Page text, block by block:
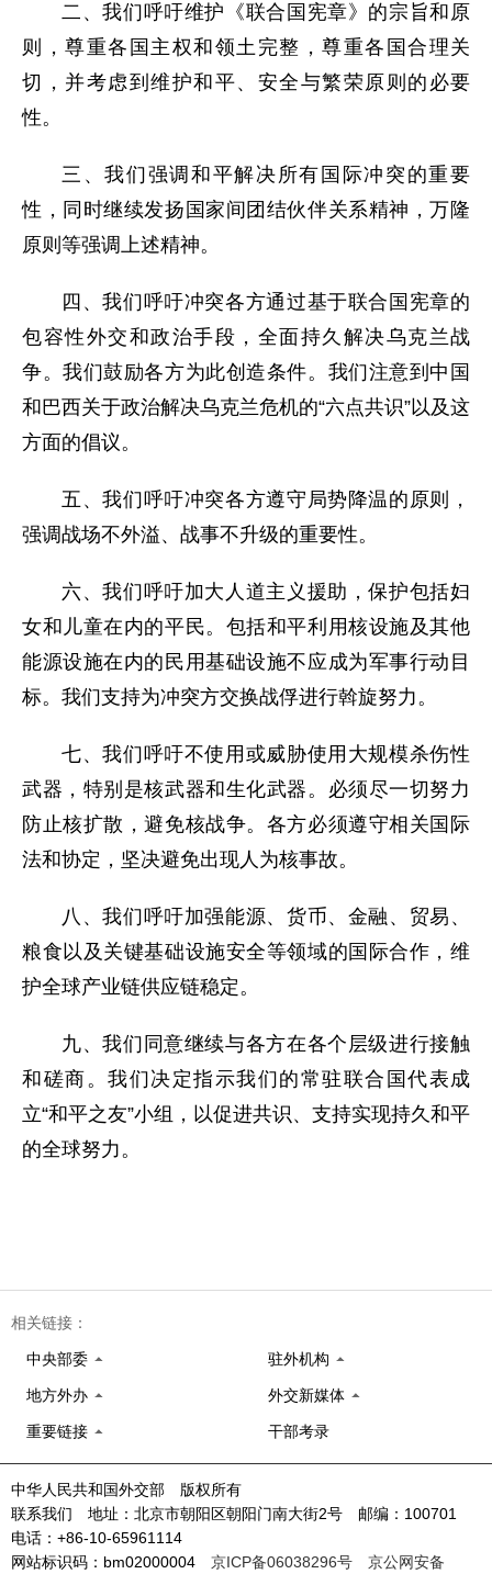
二、我们呼吁维护《联合国宪章》的宗旨和原
则，尊重各国主权和领土完整，尊重各国合理关
切，并考虑到维护和平、安全与繁荣原则的必要
性。
三、我们强调和平解决所有国际冲突的重要
性，同时继续发扬国家间团结伙伴关系精神，万隆
原则等强调上述精神。
四、我们呼吁冲突各方通过基于联合国宪章的
包容性外交和政治手段，全面持久解决乌克兰战
争。我们鼓励各方为此创造条件。我们注意到中国
和巴西关于政治解决乌克兰危机的“六点共识”以及这
方面的倡议。
五、我们呼吁冲突各方遵守局势降温的原则，
强调战场不外溢、战事不升级的重要性。
六、我们呼吁加大人道主义援助，保护包括妇
女和儿童在内的平民。包括和平利用核设施及其他
能源设施在内的民用基础设施不应成为军事行动目
标。我们支持为冲突方交换战俘进行斡旋努力。
七、我们呼吁不使用或威胁使用大规模杀伤性
武器，特别是核武器和生化武器。必须尽一切努力
防止核扩散，避免核战争。各方必须遵守相关国际
法和协定，坚决避免出现人为核事故。
八、我们呼吁加强能源、货币、金融、贸易、
粮食以及关键基础设施安全等领域的国际合作，维
护全球产业链供应链稳定。
九、我们同意继续与各方在各个层级进行接触
和磋商。我们决定指示我们的常驻联合国代表成
立“和平之友”小组，以促进共识、支持实现持久和平
的全球努力。
相关链接：
中央部委 驻外机构
地方外办 外交新媒体
重要链接 干部考录
中华人民共和国外交部 版权所有
联系我们 地址：北京市朝阳区朝阳门南大街2号 邮编：100701
电话：+86-10-65961114
网站标识码：bm02000004 京ICP备06038296号 京公网安备